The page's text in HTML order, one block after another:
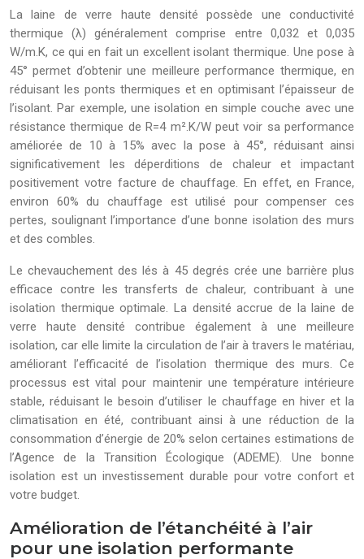
La laine de verre haute densité possède une conductivité
thermique (λ) généralement comprise entre 0,032 et 0,035
W/m.K, ce qui en fait un excellent isolant thermique. Une pose à
45° permet d’obtenir une meilleure performance thermique, en
réduisant les ponts thermiques et en optimisant l’épaisseur de
l’isolant. Par exemple, une isolation en simple couche avec une
résistance thermique de R=4 m².K/W peut voir sa performance
améliorée de 10 à 15% avec la pose à 45°, réduisant ainsi
significativement les déperditions de chaleur et impactant
positivement votre facture de chauffage. En effet, en France,
environ 60% du chauffage est utilisé pour compenser ces
pertes, soulignant l’importance d’une bonne isolation des murs
et des combles.
Le chevauchement des lés à 45 degrés crée une barrière plus
efficace contre les transferts de chaleur, contribuant à une
isolation thermique optimale. La densité accrue de la laine de
verre haute densité contribue également à une meilleure
isolation, car elle limite la circulation de l’air à travers le matériau,
améliorant l’efficacité de l’isolation thermique des murs. Ce
processus est vital pour maintenir une température intérieure
stable, réduisant le besoin d’utiliser le chauffage en hiver et la
climatisation en été, contribuant ainsi à une réduction de la
consommation d’énergie de 20% selon certaines estimations de
l’Agence de la Transition Écologique (ADEME). Une bonne
isolation est un investissement durable pour votre confort et
votre budget.
Amélioration de l’étanchéité à l’air
pour une isolation performante